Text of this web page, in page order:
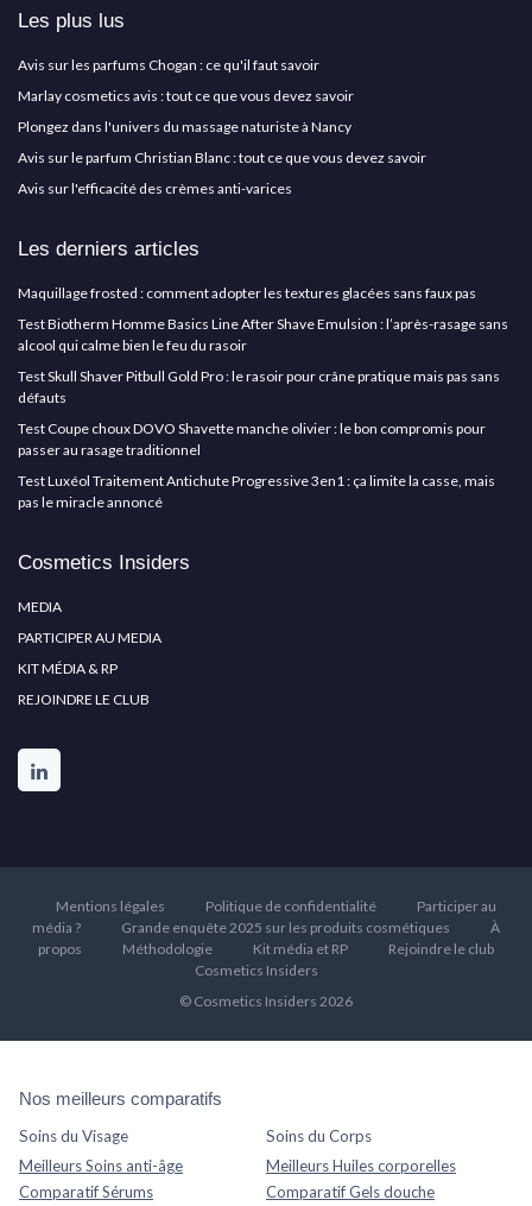
Les plus lus
Avis sur les parfums Chogan : ce qu'il faut savoir
Marlay cosmetics avis : tout ce que vous devez savoir
Plongez dans l'univers du massage naturiste à Nancy
Avis sur le parfum Christian Blanc : tout ce que vous devez savoir
Avis sur l'efficacité des crèmes anti-varices
Les derniers articles
Maquillage frosted : comment adopter les textures glacées sans faux pas
Test Biotherm Homme Basics Line After Shave Emulsion : l’après-rasage sans
alcool qui calme bien le feu du rasoir
Test Skull Shaver Pitbull Gold Pro : le rasoir pour crâne pratique mais pas sans
défauts
Test Coupe choux DOVO Shavette manche olivier : le bon compromis pour
passer au rasage traditionnel
Test Luxéol Traitement Antichute Progressive 3en1 : ça limite la casse, mais
pas le miracle annoncé
Cosmetics Insiders
MEDIA
PARTICIPER AU MEDIA
KIT MÉDIA & RP
REJOINDRE LE CLUB
Mentions légales Politique de confidentialité
Participer au
média ?
Grande enquête 2025 sur les produits cosmétiques
À
propos
Méthodologie Kit média et RP
Rejoindre le club
Cosmetics Insiders
© Cosmetics Insiders 2026
Nos meilleurs comparatifs
Soins du Visage
Meilleurs Soins anti-âge
Comparatif Sérums
Soins du Corps
Meilleurs Huiles corporelles
Comparatif Gels douche